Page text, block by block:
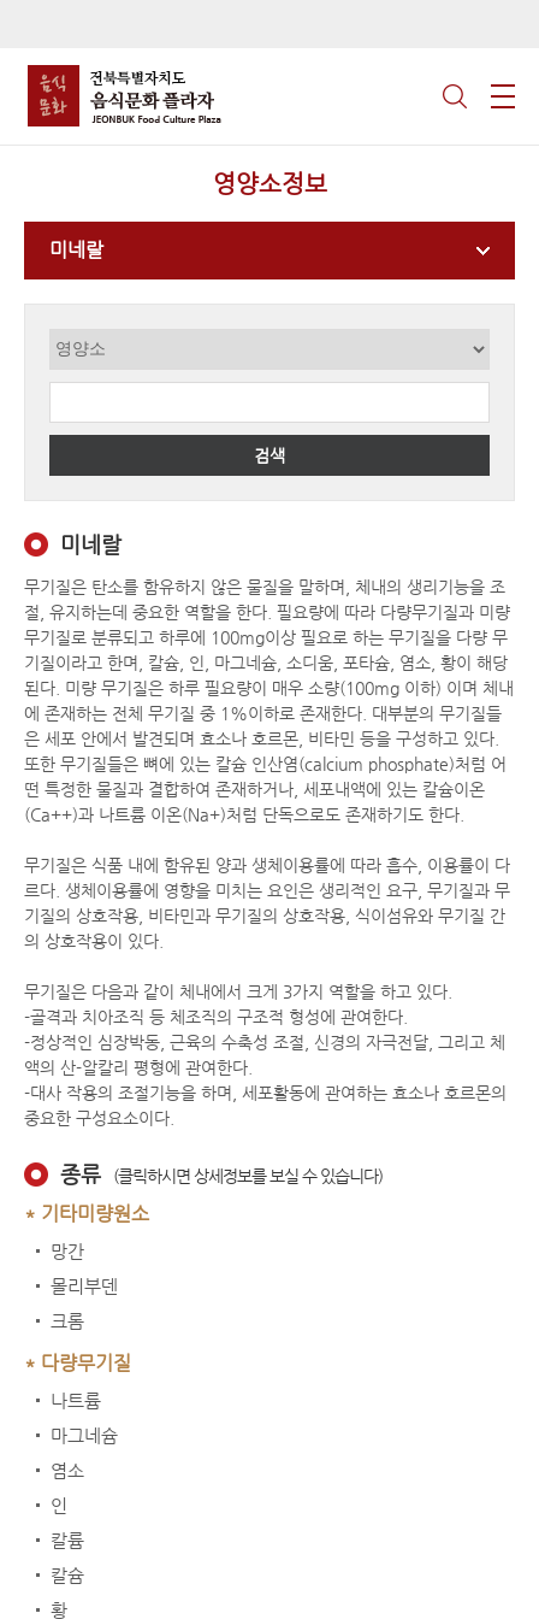
영양소정보
미네랄
검색
미네랄
무기질은 탄소를 함유하지 않은 물질을 말하며, 체내의 생리기능을 조
절, 유지하는데 중요한 역할을 한다. 필요량에 따라 다량무기질과 미량
무기질로 분류되고 하루에 100mg이상 필요로 하는 무기질을 다량 무
기질이라고 한며, 칼슘, 인, 마그네슘, 소디움, 포타슘, 염소, 황이 해당
된다. 미량 무기질은 하루 필요량이 매우 소량(100mg 이하) 이며 체내
에 존재하는 전체 무기질 중 1%이하로 존재한다. 대부분의 무기질들
은 세포 안에서 발견되며 효소나 호르몬, 비타민 등을 구성하고 있다.
또한 무기질들은 뼈에 있는 칼슘 인산염(calcium phosphate)처럼 어
떤 특정한 물질과 결합하여 존재하거나, 세포내액에 있는 칼슘이온
(Ca++)과 나트륨 이온(Na+)처럼 단독으로도 존재하기도 한다.
무기질은 식품 내에 함유된 양과 생체이용률에 따라 흡수, 이용률이 다
르다. 생체이용률에 영향을 미치는 요인은 생리적인 요구, 무기질과 무
기질의 상호작용, 비타민과 무기질의 상호작용, 식이섬유와 무기질 간
의 상호작용이 있다.
무기질은 다음과 같이 체내에서 크게 3가지 역할을 하고 있다.
-골격과 치아조직 등 체조직의 구조적 형성에 관여한다.
-정상적인 심장박동, 근육의 수축성 조절, 신경의 자극전달, 그리고 체
액의 산-알칼리 평형에 관여한다.
-대사 작용의 조절기능을 하며, 세포활동에 관여하는 효소나 호르몬의
중요한 구성요소이다.
종류 (클릭하시면 상세정보를 보실 수 있습니다)
* 기타미량원소
망간
몰리부덴
크롬
* 다량무기질
나트륨
마그네슘
염소
인
칼륨
칼슘
황